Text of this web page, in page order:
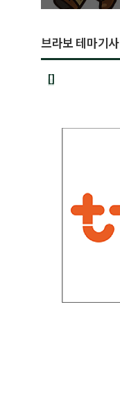
브라보 테마기사
[]